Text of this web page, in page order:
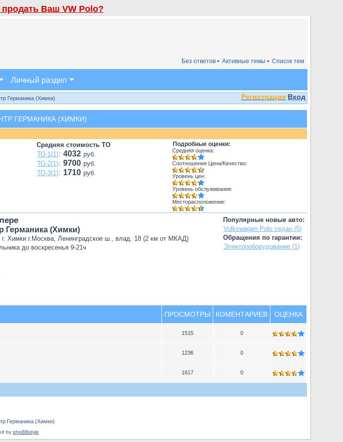
Ваш VW Polo?
Список тем
Активные темы •
Без ответов •
Личный раздел
Регистрация Вход
Германика (Химки)
ГЕРМАНИКА (ХИМКИ)
Средняя стоимость ТО
ТО-1(1): 4032 руб.
ТО-2(1): 9700 руб.
ТО-3(1): 1710 руб.
Подробные оценки:
Средняя оценка:
Соотношения Цена/Качество:
Уровень цен:
Уровень обслуживания:
Месторасположение:
Популярные новые авто:
Volkswagen Polo седан (5)
Обращения по гарантии:
Электрооборудование (1)
Германика (Химки)
г. Химки г.Москва, Ленинградское ш., влад. 18 (2 км от МКАД)
до воскресенья 9-21ч
ПРОСМОТРЫ КОМЕНТАРИЕВ ОЦЕНКА
1515 0
1236 0
1617 0
Германика (Химки)
by phpBBstyle